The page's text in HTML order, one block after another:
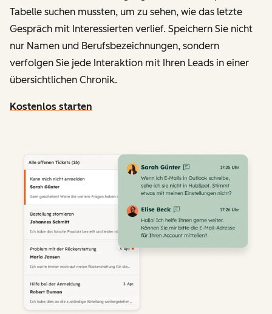
Tabelle suchen mussten, um zu sehen, wie das letzte
Gespräch mit Interessierten verlief. Speichern Sie nicht
nur Namen und Berufsbezeichnungen, sondern
verfolgen Sie jede Interaktion mit Ihren Leads in einer
übersichtlichen Chronik.
Kostenlos starten